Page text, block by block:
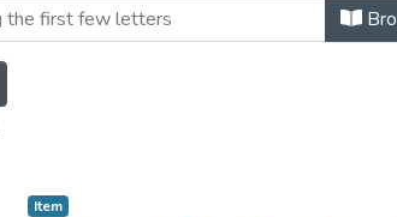
Item